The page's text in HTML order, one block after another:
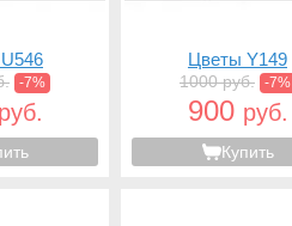
-7%
руб.
Цветы Y149
1000 руб. -7%
900 руб.
Купить